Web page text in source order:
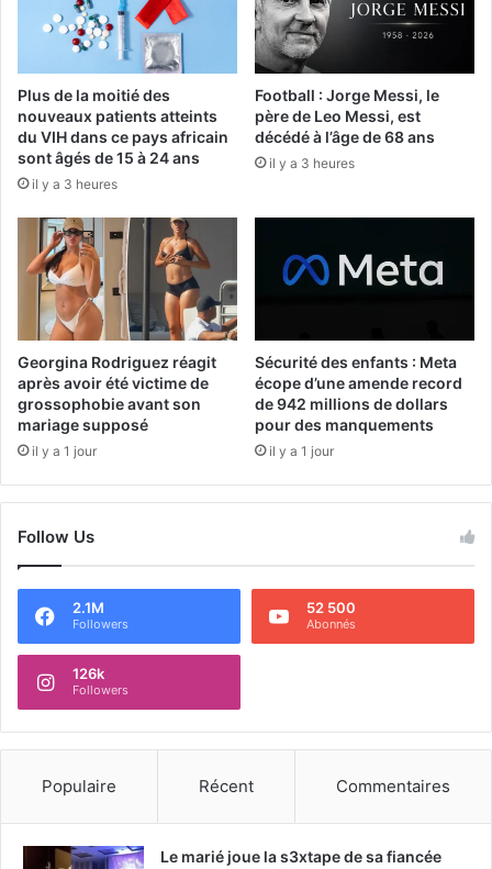
Plus de la moitié des
nouveaux patients atteints
du VIH dans ce pays africain
sont âgés de 15 à 24 ans
il y a 3 heures
Football : Jorge Messi, le
père de Leo Messi, est
décédé à l’âge de 68 ans
il y a 3 heures
Georgina Rodriguez réagit
après avoir été victime de
grossophobie avant son
mariage supposé
il y a 1 jour
Sécurité des enfants : Meta
écope d’une amende record
de 942 millions de dollars
pour des manquements
il y a 1 jour
Follow Us
2.1M
Followers
52 500
Abonnés
126k
Followers
Populaire Récent Commentaires
Le marié joue la s3xtape de sa fiancée